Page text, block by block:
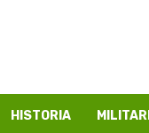
HISTORIA